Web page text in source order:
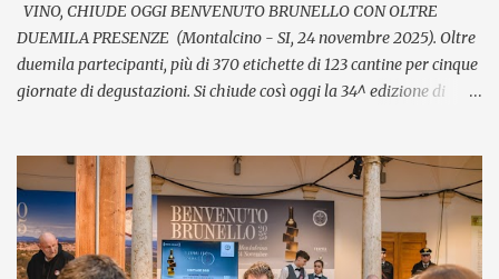
VINO, CHIUDE OGGI BENVENUTO BRUNELLO CON OLTRE
DUEMILA PRESENZE (Montalcino - SI, 24 novembre 2025). Oltre
duemila partecipanti, più di 370 etichette di 123 cantine per cinque
giornate di degustazioni. Si chiude così oggi la 34^ edizione di
Brunello di Montalcino. In assaggio nei calici, il millesimo 2021, la
Riserva 2020, il Rosso di Montalcino 2024 oltre agli altri due vini
della denominazione, il Moscadello e il Sant’Antimo, in debutto sui
mercati a partire dal 1° gennaio 2026. “Il format ibrido dell’evento